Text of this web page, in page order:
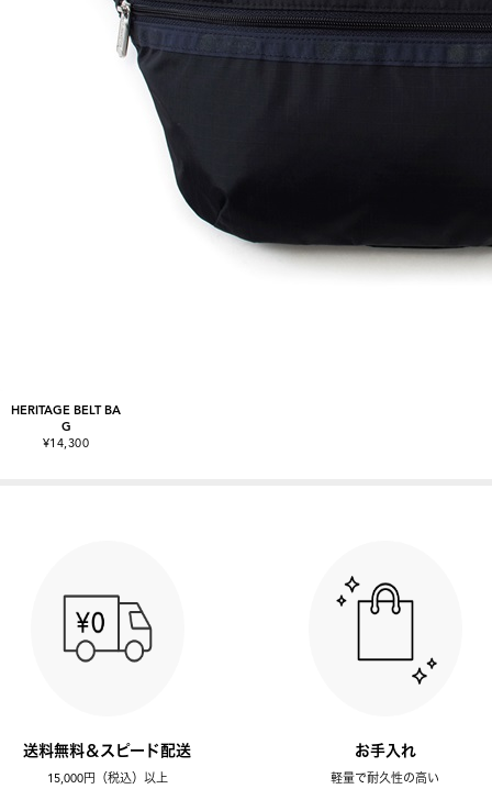
HERITAGE BELT BA
G
¥14,300
送料無料＆スピード配送
15,000円（税込）以上
お手入れ
軽量で耐久性の高い